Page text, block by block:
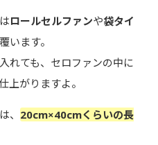
ロールセルファンや袋タイ
います。
れても、セロファンの中に
上がりますよ。
、 20cm×40cmくらいの長